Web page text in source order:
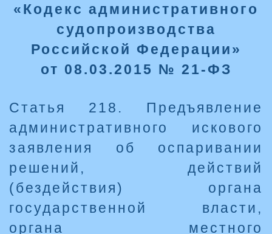
«Кодекс административного
судопроизводства
Российской Федерации»
от 08.03.2015 № 21-ФЗ
Статья 218. Предъявление
административного искового
заявления об оспаривании
решений, действий
(бездействия) органа
государственной власти,
органа местного